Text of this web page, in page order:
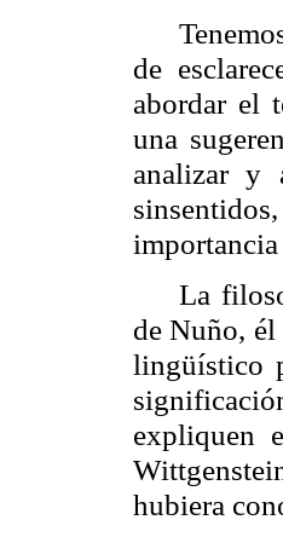
de
abordar el
una
analizar y
La
de Nuño,
lingüístico
expliquen
hubiera